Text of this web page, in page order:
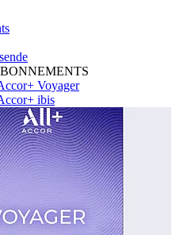
Voyager
ibis